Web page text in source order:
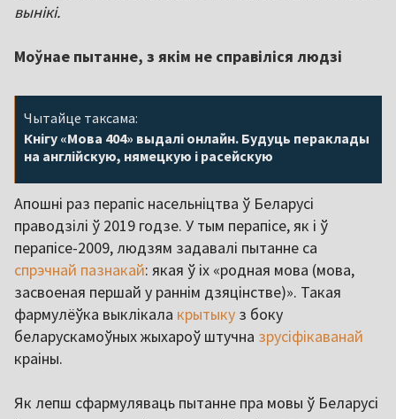
вынікі.
Моўнае пытанне, з якім не справіліся людзі
Чытайце таксама:
Кнігу «Мова 404» выдалі онлайн. Будуць пераклады
на англійскую, нямецкую і расейскую
Апошні раз перапіс насельніцтва ў Беларусі
праводзілі ў 2019 годзе. У тым перапісе, як і ў
перапісе-2009, людзям задавалі пытанне са
спрэчнай пазнакай: якая ў іх «родная мова (мова,
засвоеная першай у раннім дзяцінстве)». Такая
фармулёўка выклікала крытыку з боку
беларускамоўных жыхароў штучна зрусіфікаванай
краіны.
Як лепш сфармуляваць пытанне пра мовы ў Беларусі